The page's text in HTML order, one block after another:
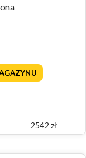
2542 zł